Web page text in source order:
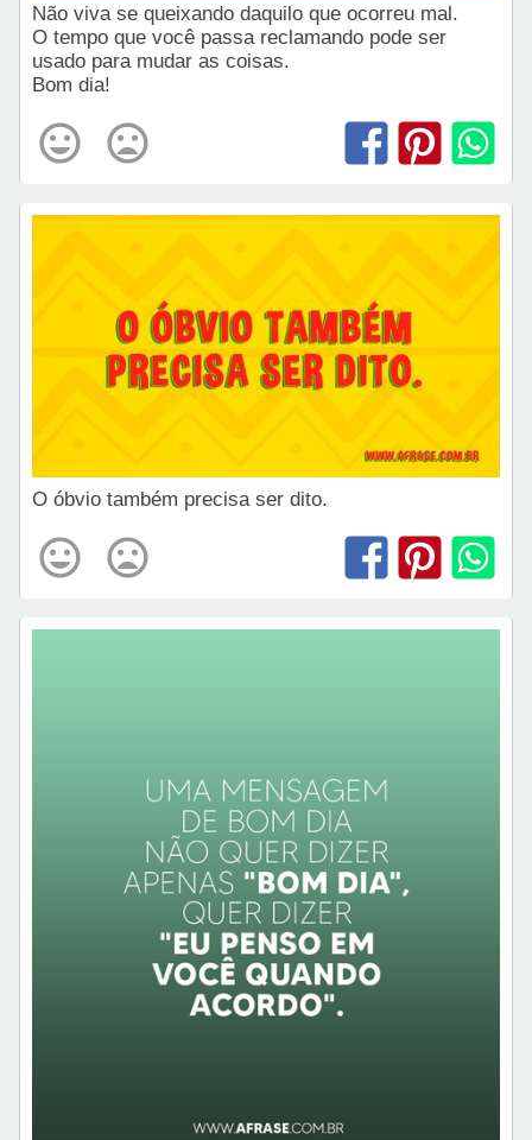
Não viva se queixando daquilo que ocorreu mal.
O tempo que você passa reclamando pode ser
usado para mudar as coisas.
Bom dia!
O óbvio também precisa ser dito.